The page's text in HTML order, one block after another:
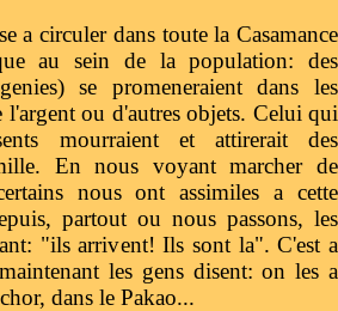
a circuler dans toute la Casamance
au sein de la population: des
se promeneraient dans les
ou d'autres objets. Celui qui
mourraient et attirerait des
En nous voyant marcher de
nous ont assimiles a cette
partout ou nous passons, les
"ils arrivent! Ils sont la". C'est a
les gens disent: on les a
dans le Pakao...